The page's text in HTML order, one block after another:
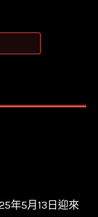
年5月13日迎來